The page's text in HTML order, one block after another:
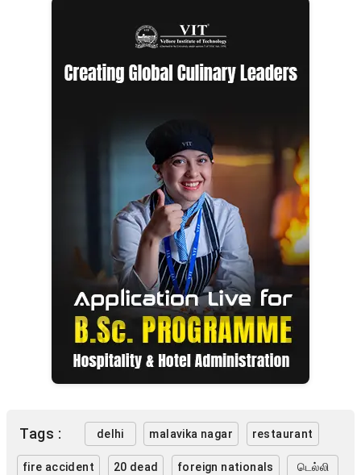
Tags : delhi malavika nagar restaurant
fire accident 20 dead foreign nationals டெல்லி